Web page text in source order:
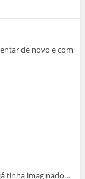
de novo e com
tinha imaginado…